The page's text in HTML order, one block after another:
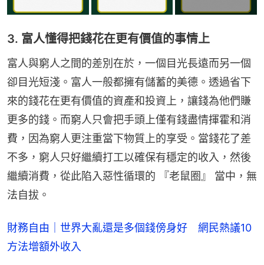
3. 富人懂得把錢花在更有價值的事情上
富人與窮人之間的差別在於，一個目光長遠而另一個
卻目光短淺。富人一般都擁有儲蓄的美德。透過省下
來的錢花在更有價值的資產和投資上，讓錢為他們賺
更多的錢。而窮人只會把手頭上僅有錢盡情揮霍和消
費，因為窮人更注重當下物質上的享受。當錢花了差
不多，窮人只好繼續打工以確保有穩定的收入，然後
繼續消費，從此陷入惡性循環的 『老鼠圈』 當中，無
法自拔。
財務自由｜世界大亂還是多個錢傍身好 網民熱議10
方法增額外收入